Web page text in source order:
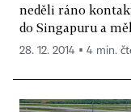
neděli ráno
do Singapuru a
28. 12. 2014 ▪ 4 min.